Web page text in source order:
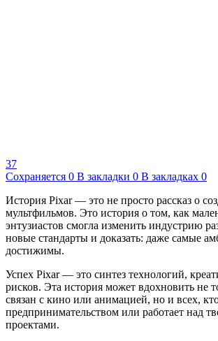
37
Сохраняется 0 В закладки 0 В закладках 0
История Pixar — это не просто рассказ о
мультфильмов. Это история о том, как
энтузиастов смогла изменить индустрию
новые стандарты и доказать: даже самые
достижимы.
Успех Pixar — это синтез технологий,
рисков. Эта история может вдохновить не
связан с кино или анимацией, но и всех,
предпринимательством или работает над
проектами.